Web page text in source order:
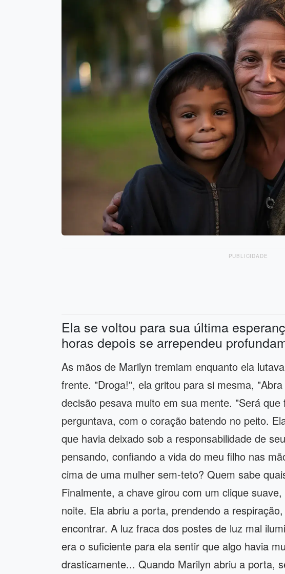
PUBLICIDADE
Ela se voltou para sua última
horas depois se arrependeu
As mãos de Marilyn tremiam enquanto ela
frente. "Droga!", ela gritou para si mesma,
decisão pesava muito em sua mente. "Será
perguntava, com o coração batendo no peito.
que havia deixado sob a responsabilidade de
pensando, confiando a vida do meu filho nas
cima de uma mulher sem-teto? Quem sabe
Finalmente, a chave girou com um clique
noite. Ela abriu a porta, prendendo a
encontrar. A luz fraca dos postes de luz mal
era o suficiente para ela sentir que algo havia
drasticamente... Quando Marilyn abriu a porta,